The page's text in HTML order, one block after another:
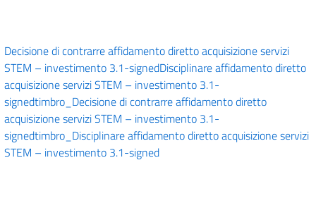
Decisione di contrarre affidamento diretto acquisizione servizi
STEM – investimento 3.1-signedDisciplinare affidamento diretto
acquisizione servizi STEM – investimento 3.1-
signedtimbro_Decisione di contrarre affidamento diretto
acquisizione servizi STEM – investimento 3.1-
signedtimbro_Disciplinare affidamento diretto acquisizione servizi
STEM – investimento 3.1-signed